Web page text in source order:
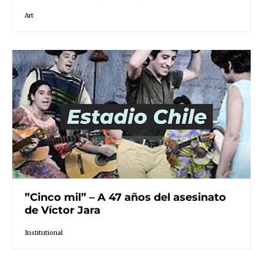
Art
”Cinco mil” – A 47 años del asesinato
de Víctor Jara
Institutional